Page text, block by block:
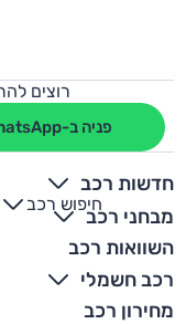
רוצים
פניה ב-WhatsApp
חדשות רכב
מבחני רכב
השוואות רכב
רכב חשמלי
מחירון רכב
חיפוש רכב
+
-